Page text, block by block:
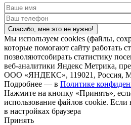
Спасибо, мне это не нужно!
Мы используем cookies (файлы,
которые помогают сайту работать
позволяютсобирать статистику
веб-аналитики Яндекс Метрика,
ООО «ЯНДЕКС», 119021, Россия,
Подробнее — в Политике
Нажмите на кнопку «Принять»,
использование файлов cookie. Если
в настройках браузера
Принять